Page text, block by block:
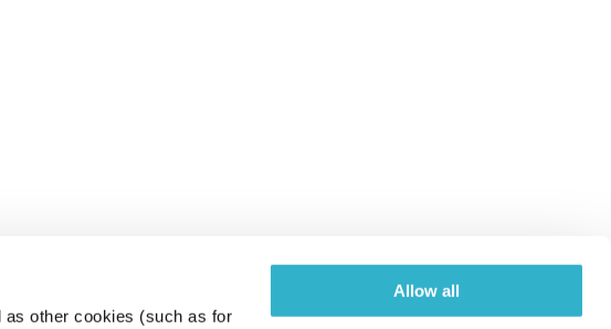
other cookies (such as for
Allow all